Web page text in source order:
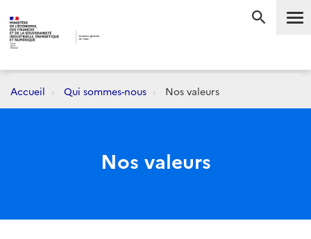
Accueil Qui sommes-nous Nos valeurs
Nos valeurs